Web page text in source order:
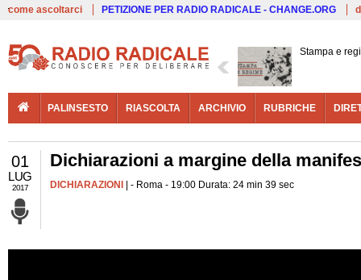
come ascoltarci PETIZIONE PER RADIO RADICALE - CHANGE.ORG
Stampa e
PALINSESTO RIASCOLTA ARCHIVIO RUBRICHE
01
LUG
2017
Dichiarazioni a margine della
DICHIARAZIONI | - Roma - 19:00 Durata: 24 min 39 sec